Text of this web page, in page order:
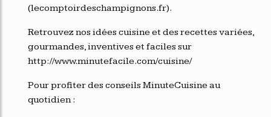
(lecomptoirdeschampignons.fr).
Retrouvez nos idées cuisine et des recettes variées,
gourmandes, inventives et faciles sur
http://www.minutefacile.com/cuisine/
Pour profiter des conseils MinuteCuisine au
quotidien :